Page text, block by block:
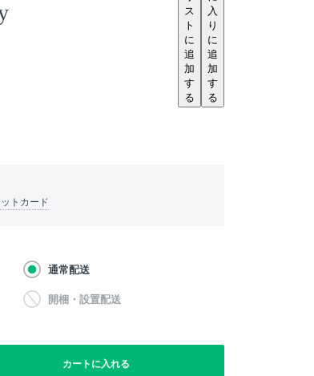
ス
ト
に
追
加
す
る
入
り
に
追
加
す
る
トカード
通常配送
開梱・設置配送
カートに入れる